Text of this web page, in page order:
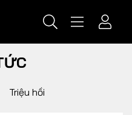
Triệu hồi